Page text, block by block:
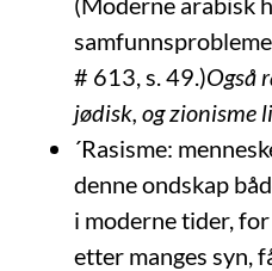
# 613, s. 49.)Også
jødisk, og zionisme
´Rasisme:
denne ondskap
i moderne tider, for
etter manges syn,